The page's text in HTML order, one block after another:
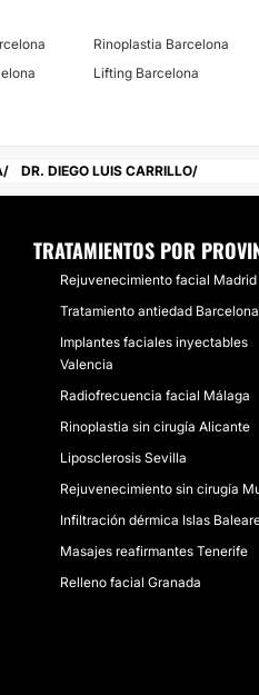
Rinoplastia Barcelona
Lifting Barcelona
DR. DIEGO LUIS CARRILLO
TRATAMIENTOS POR
Rejuvenecimiento facial Madrid
Tratamiento antiedad Barcelona
Implantes faciales inyectables
Valencia
Radiofrecuencia facial Málaga
Rinoplastia sin cirugía Alicante
Liposclerosis Sevilla
Rejuvenecimiento sin cirugía
Infiltración dérmica Islas
Masajes reafirmantes Tenerife
Relleno facial Granada